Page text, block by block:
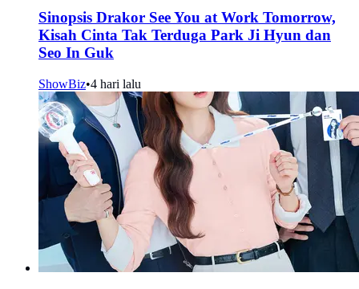
Sinopsis Drakor See You at Work Tomorrow,
Kisah Cinta Tak Terduga Park Ji Hyun dan
Seo In Guk
ShowBiz•4 hari lalu